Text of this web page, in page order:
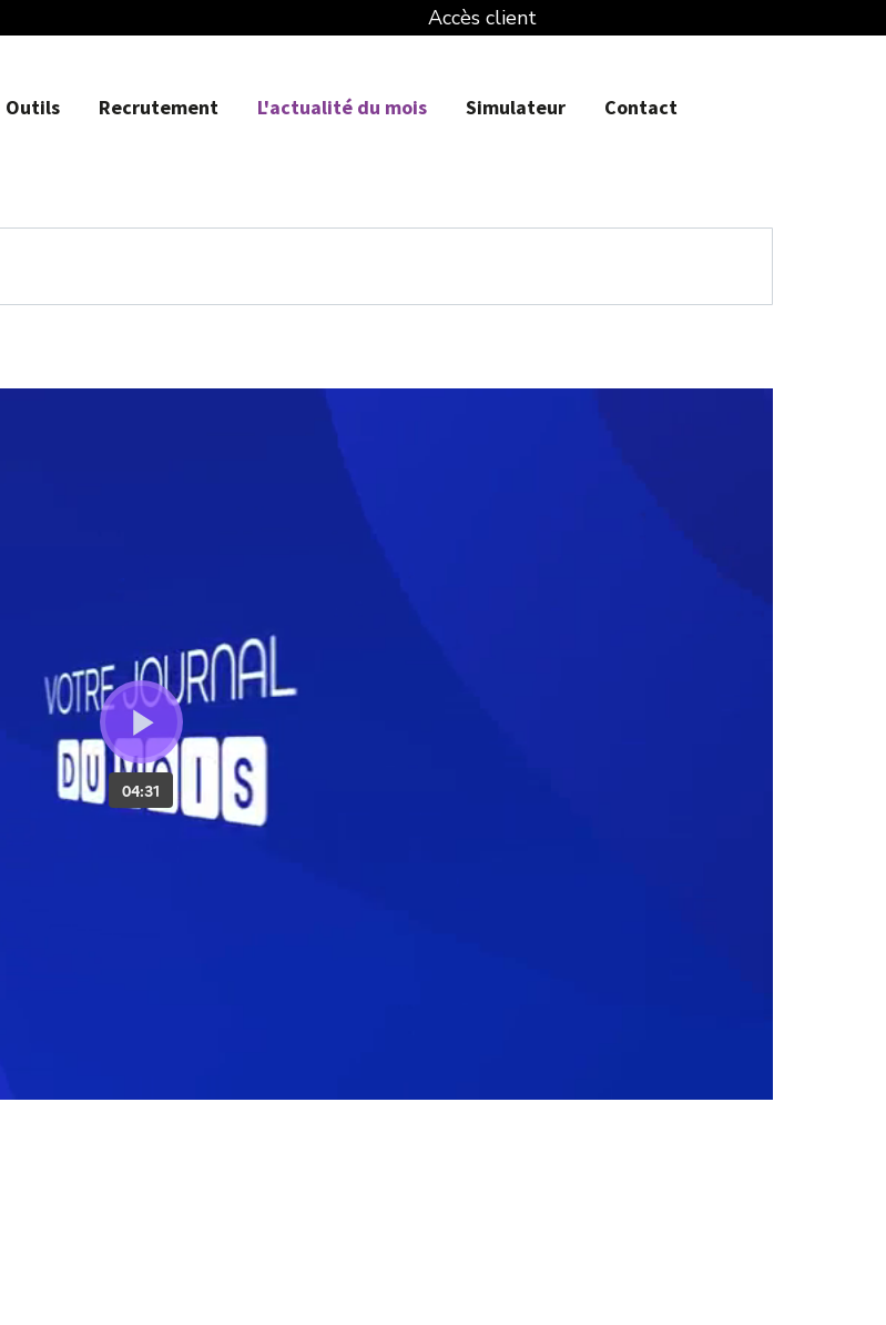
Accès client
Outils Recrutement L'actualité du mois Simulateur Contact